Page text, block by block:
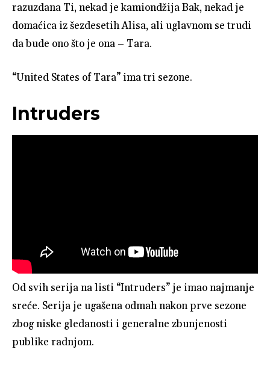
razuzdana Ti, nekad je kamiondžija Bak, nekad je
domaćica iz šezdesetih Alisa, ali uglavnom se trudi
da bude ono što je ona – Tara.
“United States of Tara” ima tri sezone.
Intruders
Od svih serija na listi “Intruders” je imao najmanje
sreće. Serija je ugašena odmah nakon prve sezone
zbog niske gledanosti i generalne zbunjenosti
publike radnjom.